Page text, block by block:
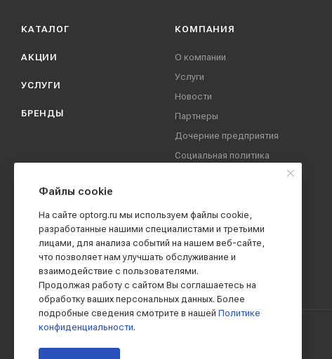
КАТАЛОГ
АКЦИИ
УСЛУГИ
БРЕНДЫ
КОМПАНИЯ
О компании
Услуги
Новости
Партнеры
Дочерние предприятия
Социальная политика
Вакансии
Реквизиты
Контакты
Файлы cookie
На сайте optorg.ru мы используем файлы cookie,
разработанные нашими специалистами и третьими
лицами, для анализа событий на нашем веб-сайте,
что позволяет нам улучшать обслуживание и
взаимодействие с пользователями.
Продолжая работу с сайтом Вы соглашаетесь на
обработку ваших персональных данных. Более
подробные сведения смотрите в нашей Политике
конфиденциальности.